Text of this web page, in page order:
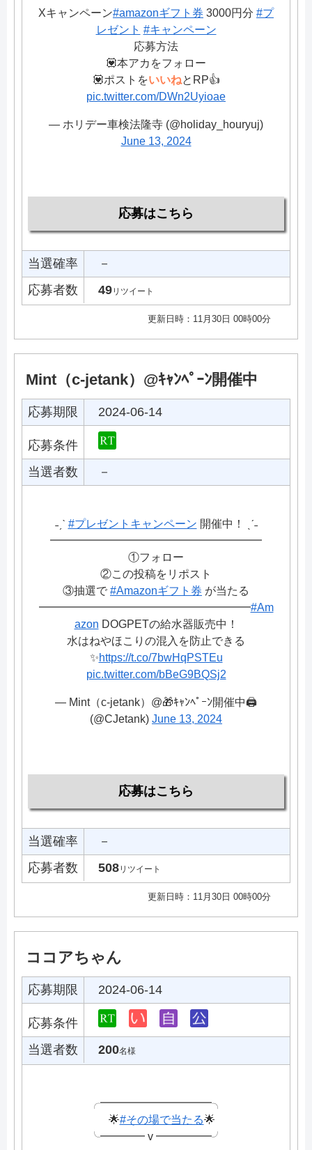
Xキャンペーン#amazonギフト券 3000円分 #プ
レゼント #キャンペーン
応募方法
💟本アカをフォロー
💟ポストをいいねとRP👍
pic.twitter.com/DWn2Uyioae
— ホリデー車検法隆寺 (@holiday_houryuj)
June 13, 2024
応募はこちら
当選確率
－
応募者数
49リツイート
更新日時：11月30日 00時00分
Mint（c-jetank）@ｷｬﾝﾍﾟｰﾝ開催中
応募期限 2024-06-14
応募条件
当選者数
－
˗ˏˋ #プレゼントキャンペーン 開催中！ ˎˊ˗
━━━━━━━━━━━━━━━━━━━
①フォロー
②この投稿をリポスト
③抽選で #Amazonギフト券 が当たる
━━━━━━━━━━━━━━━━━━━#Am
azon DOGPETの給水器販売中！
水はねやほこりの混入を防止できる
✨https://t.co/7bwHqPSTEu
pic.twitter.com/bBeG9BQSj2
— Mint（c-jetank）@🎁ｷｬﾝﾍﾟｰﾝ開催中🖨️
(@CJetank) June 13, 2024
応募はこちら
当選確率
－
応募者数
508リツイート
更新日時：11月30日 00時00分
ココアちゃん
応募期限 2024-06-14
応募条件
当選者数
200名様
╭━━━━━━━━━━╮
🌟#その場で当たる🌟
╰━━━━ v ━━━━━╯